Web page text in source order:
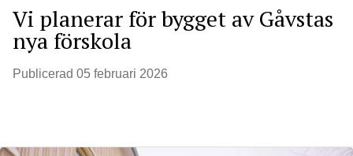
Vi planerar för bygget av Gåvstas
nya förskola
Publicerad 05 februari 2026